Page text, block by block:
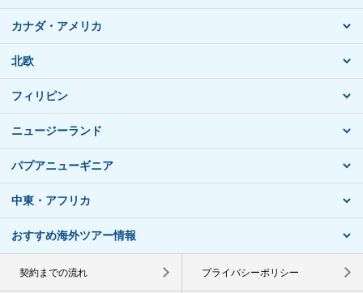
カナダ・アメリカ
北欧
フィリピン
ニュージーランド
パプアニューギニア
中東・アフリカ
おすすめ海外ツアー情報
契約までの流れ プライバシーポリシー